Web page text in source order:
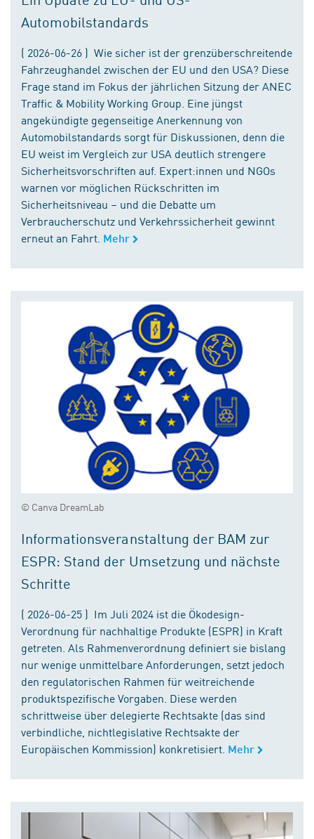
Automobilstandards
( 2026-06-26 ) Wie sicher ist der grenzüberschreitende
Fahrzeughandel zwischen der EU und den USA? Diese
Frage stand im Fokus der jährlichen Sitzung der ANEC
Traffic & Mobility Working Group. Eine jüngst
angekündigte gegenseitige Anerkennung von
Automobilstandards sorgt für Diskussionen, denn die
EU weist im Vergleich zur USA deutlich strengere
Sicherheitsvorschriften auf. Expert:innen und NGOs
warnen vor möglichen Rückschritten im
Sicherheitsniveau – und die Debatte um
Verbraucherschutz und Verkehrssicherheit gewinnt
erneut an Fahrt. Mehr
© Canva DreamLab
Informationsveranstaltung der BAM zur
ESPR: Stand der Umsetzung und nächste
Schritte
( 2026-06-25 ) Im Juli 2024 ist die Ökodesign-
Verordnung für nachhaltige Produkte (ESPR) in Kraft
getreten. Als Rahmenverordnung definiert sie bislang
nur wenige unmittelbare Anforderungen, setzt jedoch
den regulatorischen Rahmen für weitreichende
produktspezifische Vorgaben. Diese werden
schrittweise über delegierte Rechtsakte (das sind
verbindliche, nichtlegislative Rechtsakte der
Europäischen Kommission) konkretisiert. Mehr